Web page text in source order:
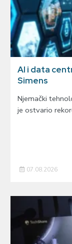
AI i data
Simens
Njemački
je ostvario
07.08.2026